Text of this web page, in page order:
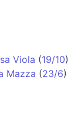
Viola (19/10)
Mazza (23/6)